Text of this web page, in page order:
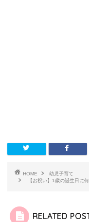
HOME
幼児子育て
【お祝い】1歳の誕生日に
RELATED